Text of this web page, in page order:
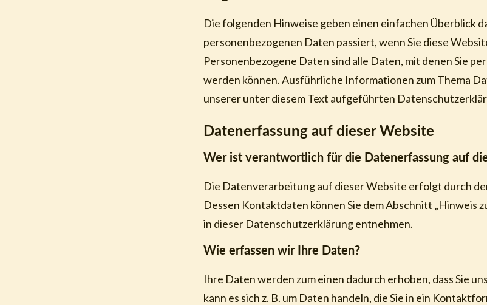
Die folgenden Hinweise geben einen einfachen Überblick
personenbezogenen Daten passiert, wenn Sie diese
Personenbezogene Daten sind alle Daten, mit denen Sie
werden können. Ausführliche Informationen zum Thema
unserer unter diesem Text aufgeführten
Datenerfassung auf dieser Website
Wer ist verantwortlich für die Datenerfassung auf
Die Datenverarbeitung auf dieser Website erfolgt durch
Dessen Kontaktdaten können Sie dem Abschnitt „Hinweis
in dieser Datenschutzerklärung entnehmen.
Wie erfassen wir Ihre Daten?
Ihre Daten werden zum einen dadurch erhoben, dass Sie
kann es sich z. B. um Daten handeln, die Sie in ein